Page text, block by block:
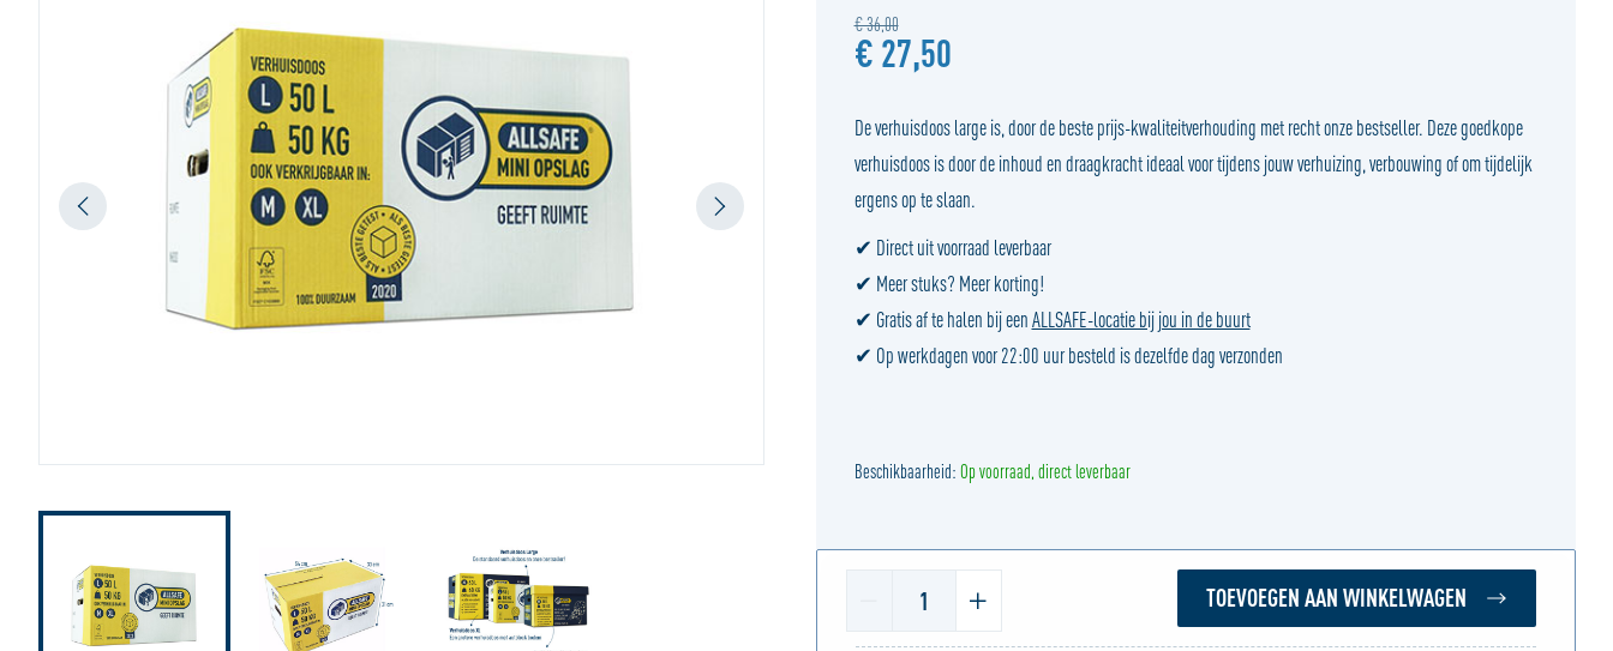
€ 36,00
€ 27,50
De verhuisdoos large is, door de beste prijs-kwaliteitverhouding met recht onze bestseller. Deze goedkope
verhuisdoos is door de inhoud en draagkracht ideaal voor tijdens jouw verhuizing, verbouwing of om tijdelijk
ergens op te slaan.
✔ Direct uit voorraad leverbaar
✔ Meer stuks? Meer korting!
✔ Gratis af te halen bij eenALLSAFE-locatie bij jou in de buurt
✔ Op werkdagen voor 22:00 uur besteld is dezelfde dag verzonden
Beschikbaarheid: Op voorraad, direct leverbaar
TOEVOEGEN AAN WINKELWAGEN
1